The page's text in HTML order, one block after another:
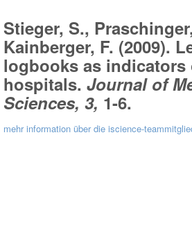
Stieger, S.,
Kainberger, F. (2009).
logbooks as
hospitals. Journal of
Sciences, 3, 1-6.
mehr information über die iscience-